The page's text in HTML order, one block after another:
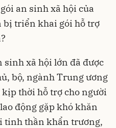
an sinh xã hội của
bị triển khai gói hỗ trợ
sinh xã hội lớn đã được
bộ, ngành Trung ương
thời hỗ trợ cho người
động gặp khó khăn
tinh thần khẩn trương,